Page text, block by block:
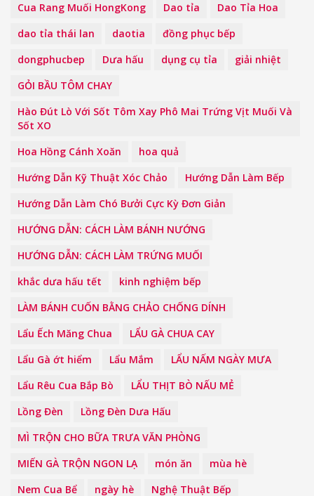
Cua Rang Muối HongKong
Dao tỉa
Dao Tỉa Hoa
dao tỉa thái lan
daotia
đồng phục bếp
dongphucbep
Dưa hấu dụng cụ tỉa
giải nhiệt
GỎI BẦU TÔM CHAY
Hào Đút Lò Với Sốt Tôm Xay Phô Mai Trứng Vịt Muối Và
Sốt XO
Hoa Hồng Cánh Xoăn
hoa quả
Hướng Dẫn Kỹ Thuật Xóc Chảo
Hướng Dẫn Làm Bếp
Hướng Dẫn Làm Chó Bưởi Cực Kỳ Đơn Giản
HƯỚNG DẪN: CÁCH LÀM BÁNH NƯỚNG
HƯỚNG DẪN: CÁCH LÀM TRỨNG MUỐI
khắc dưa hấu tết
kinh nghiệm bếp
LÀM BÁNH CUỐN BẰNG CHẢO CHỐNG DÍNH
Lẩu Ếch Măng Chua
LẨU GÀ CHUA CAY
Lẩu Gà ớt hiểm
Lẩu Mắm
LẨU NẤM NGÀY MƯA
Lẩu Rêu Cua Bắp Bò
LẨU THỊT BÒ NẤU MẺ
Lồng Đèn
Lồng Đèn Dưa Hấu
MÌ TRỘN CHO BỮA TRƯA VĂN PHÒNG
MIẾN GÀ TRỘN NGON LẠ
món ăn
mùa hè
Nem Cua Bể
ngày hè Nghệ Thuật Bếp